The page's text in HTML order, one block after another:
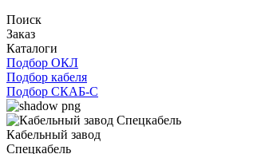
Поиск
Заказ
Каталоги
Подбор ОКЛ
Подбор кабеля
Подбор СКАБ-С
Кабельный завод
Спецкабель